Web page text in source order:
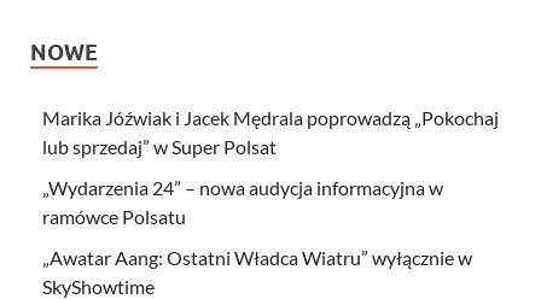
NOWE
Marika Jóźwiak i Jacek Mędrala poprowadzą „Pokochaj
lub sprzedaj” w Super Polsat
„Wydarzenia 24” – nowa audycja informacyjna w
ramówce Polsatu
„Awatar Aang: Ostatni Władca Wiatru” wyłącznie w
SkyShowtime